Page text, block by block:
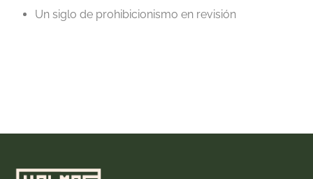
Un siglo de prohibicionismo en revisión